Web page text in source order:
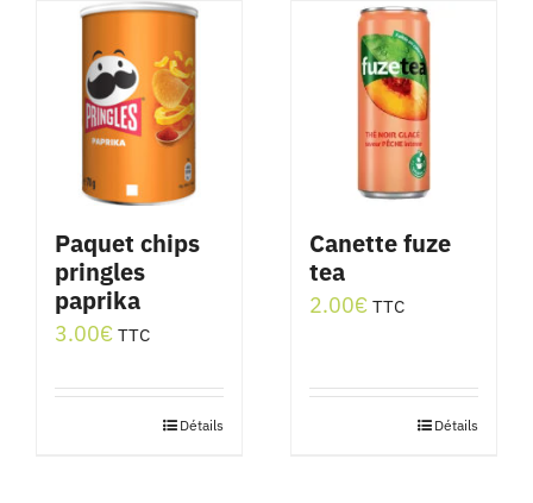
Paquet chips
pringles
paprika
3.00€ TTC
Détails
Canette fuze
tea
2.00€ TTC
Détails